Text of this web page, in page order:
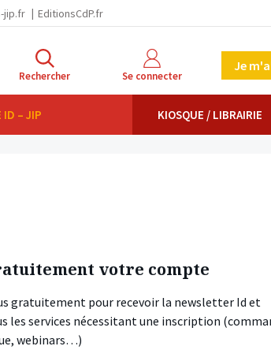
jip.fr EditionsCdP.fr
Rechercher Se connecter
Je
ID – JIP KIOSQUE / LIBRAIRIE
votre compte
gratuitement pour recevoir la newsletter Id et
les services nécessitant une inscription
webinars…)